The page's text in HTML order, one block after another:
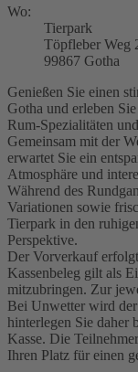
Wo:
Tierpark
Töpfleber Weg
99867 Gotha
Genießen Sie einen
Gotha und erleben
Rum-Spezialitäten
Gemeinsam mit der
erwartet Sie ein
Atmosphäre und
Während des
Variationen sowie
Tierpark in den
Perspektive.
Der Vorverkauf
Kassenbeleg gilt als
mitzubringen. Zur
Bei Unwetter wird
hinterlegen Sie daher
Kasse. Die
Ihren Platz für einen